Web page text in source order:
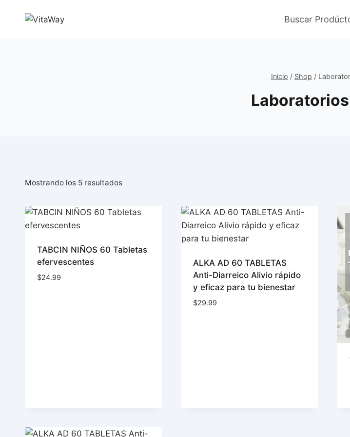
Buscar
Inicio / Shop /
Laboratorios
Mostrando los 5 resultadosOrdenado
popularidad
TABCIN NIÑOS 60 Tabletas
efervescentes
$24.99
ALKA AD 60 TABLETAS
Anti-Diarreico Alivio rápido
y eficaz para tu bienestar
$29.99